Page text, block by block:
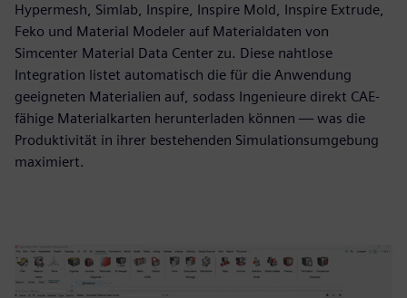
Hypermesh, Simlab, Inspire, Inspire Mold, Inspire Extrude,
Feko und Material Modeler auf Materialdaten von
Simcenter Material Data Center zu. Diese nahtlose
Integration listet automatisch die für die Anwendung
geeigneten Materialien auf, sodass Ingenieure direkt CAE-
fähige Materialkarten herunterladen können — was die
Produktivität in ihrer bestehenden Simulationsumgebung
maximiert.